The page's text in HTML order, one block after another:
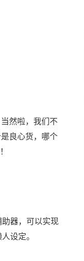
然啦，我们不
良心货，哪个
器，可以实现
设定。